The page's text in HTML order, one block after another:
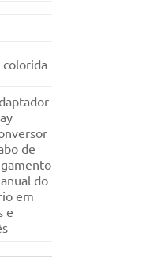
colorida
de
do
em
e